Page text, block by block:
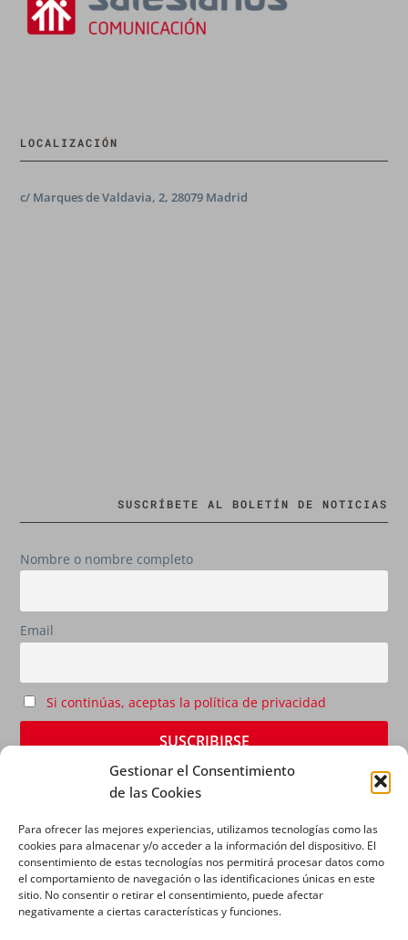
Gestionar el Consentimiento
de las Cookies
Para ofrecer las mejores experiencias, utilizamos tecnologías como las
cookies para almacenar y/o acceder a la información del dispositivo. El
consentimiento de estas tecnologías nos permitirá procesar datos como
el comportamiento de navegación o las identificaciones únicas en este
sitio. No consentir o retirar el consentimiento, puede afectar
negativamente a ciertas características y funciones.
LOCALIZACIÓN
c/ Marques de Valdavia, 2, 28079 Madrid
SUSCRÍBETE AL BOLETÍN DE NOTICIAS
Nombre o nombre completo
Email
Si continúas, aceptas la política de privacidad
AVISO LEGAL|POLÍTICA DE PRIVACIDAD|